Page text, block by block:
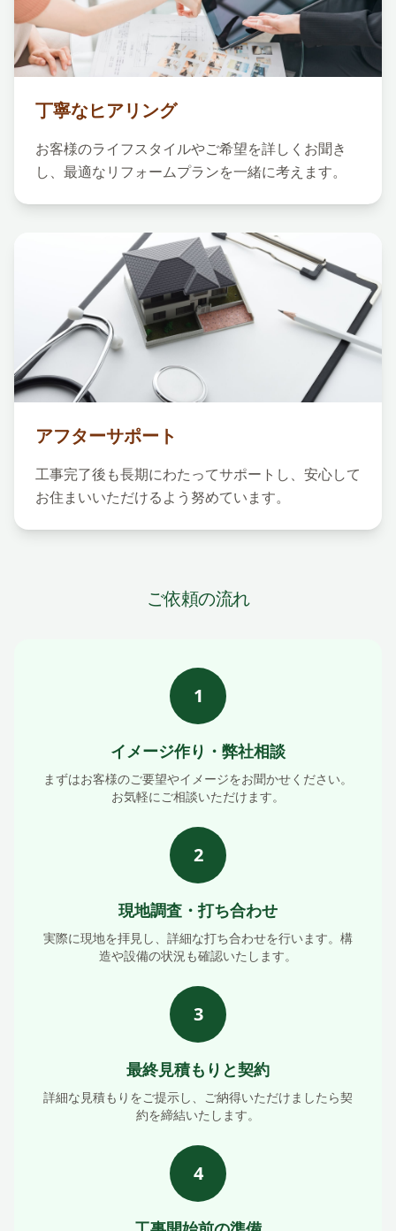
丁寧なヒアリング
お客様のライフスタイルやご希望を詳しくお聞き
し、最適なリフォームプランを一緒に考えます。
アフターサポート
工事完了後も長期にわたってサポートし、安心して
お住まいいただけるよう努めています。
ご依頼の流れ
1
イメージ作り・弊社相談
まずはお客様のご要望やイメージをお聞かせください。
お気軽にご相談いただけます。
2
現地調査・打ち合わせ
実際に現地を拝見し、詳細な打ち合わせを行います。構
造や設備の状況も確認いたします。
3
最終見積もりと契約
詳細な見積もりをご提示し、ご納得いただけましたら契
約を締結いたします。
4